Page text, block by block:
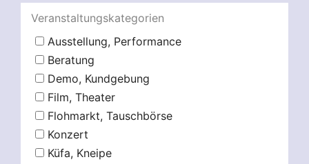
Veranstaltungskategorien
Ausstellung, Performance
Beratung
Demo, Kundgebung
Film, Theater
Flohmarkt, Tauschbörse
Konzert
Küfa, Kneipe